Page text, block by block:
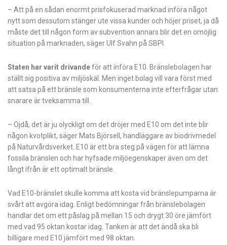
– Att på en sådan enormt prisfokuserad marknad införa något
nytt som dessutom stänger ute vissa kunder och höjer priset, ja då
måste det till någon form av subvention annars blir det en omöjlig
situation på marknaden, säger Ulf Svahn på SBPI.
Staten har varit drivandeför att införa E10. Bränslebolagen har
ställt sig positiva av miljöskäl. Men inget bolag vill vara först med
att satsa på ett bränsle som konsumenterna inte efterfrågar utan
snarare är tveksamma till.
– Ojdå, det är ju olyckligt om det dröjer med E10 om det inte blir
någon kvotplikt, säger Mats Björsell, handläggare av biodrivmedel
på Naturvårdsverket. E10 är ett bra steg på vägen för att lämna
fossila bränslen och har hyfsade miljöegenskaper även om det
långt ifrån är ett optimalt bränsle.
Vad E10-bränslet skulle komma att kosta vid bränslepumparna är
svårt att avgöra idag. Enligt bedömningar från bränslebolagen
handlar det om ett påslag på mellan 15 och drygt 30 öre jämfört
med vad 95 oktan kostar idag. Tanken är att det ändå ska bli
billigare med E10 jämfört med 98 oktan.